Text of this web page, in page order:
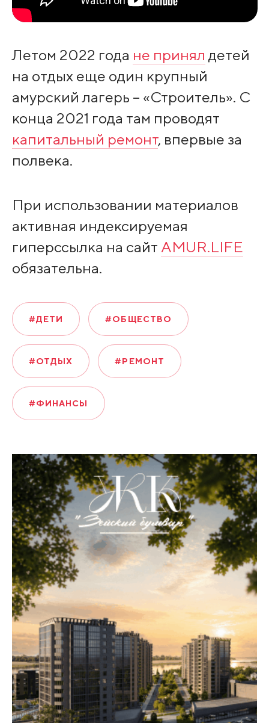
Летом 2022 года не принял детей
на отдых еще один крупный
амурский лагерь – «Строитель». С
конца 2021 года там проводят
капитальный ремонт, впервые за
полвека.
При использовании материалов
активная индексируемая
гиперссылка на сайт AMUR.LIFE
обязательна.
#ДЕТИ #ОБЩЕСТВО
#ОТДЫХ #РЕМОНТ
#ФИНАНСЫ